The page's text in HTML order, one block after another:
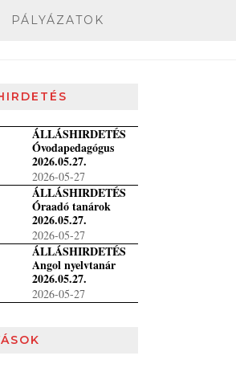
PÁLYÁZATOK
ÁLLÁSHIRDETÉS
Óvodapedagógus
2026.05.27.
2026-05-27
ÁLLÁSHIRDETÉS
Óraadó tanárok
2026.05.27.
2026-05-27
ÁLLÁSHIRDETÉS
Angol nyelvtanár
2026.05.27.
2026-05-27